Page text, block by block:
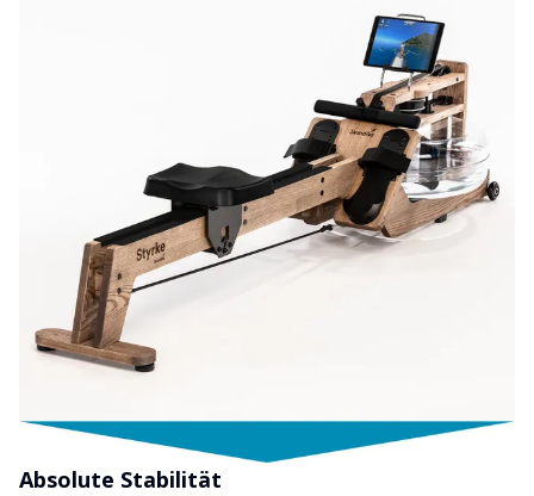
Absolute Stabilität